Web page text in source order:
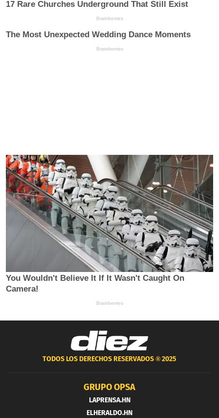
TODOS LOS DERECHOS RESERVADOS ®2025
GRUPO OPSA
LAPRENSA.HN
ELHERALDO.HN